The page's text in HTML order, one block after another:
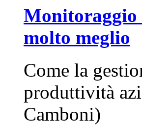
Monitoraggio
molto meglio
Come la
produttività
Camboni)